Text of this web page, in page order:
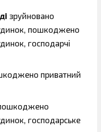
зруйновано
пошкоджено
господарчі
приватний
господарське